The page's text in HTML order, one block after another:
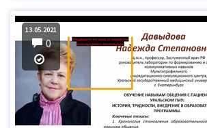
13.05.2021
0